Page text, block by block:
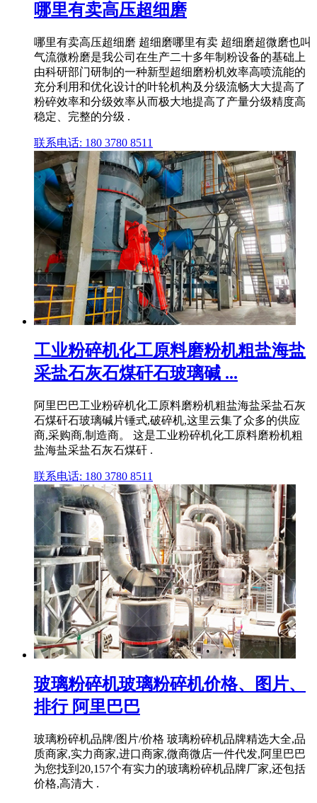
哪里有卖高压超细磨
哪里有卖高压超细磨 超细磨哪里有卖 超细磨超微磨也叫
气流微粉磨是我公司在生产二十多年制粉设备的基础上
由科研部门研制的一种新型超细磨粉机效率高喷流能的
充分利用和优化设计的叶轮机构及分级流畅大大提高了
粉碎效率和分级效率从而极大地提高了产量分级精度高
稳定、完整的分级 .
联系电话: 180 3780 8511
工业粉碎机化工原料磨粉机粗盐海盐
采盐石灰石煤矸石玻璃碱 ...
阿里巴巴工业粉碎机化工原料磨粉机粗盐海盐采盐石灰
石煤矸石玻璃碱片锤式,破碎机,这里云集了众多的供应
商,采购商,制造商。 这是工业粉碎机化工原料磨粉机粗
盐海盐采盐石灰石煤矸 .
联系电话: 180 3780 8511
玻璃粉碎机玻璃粉碎机价格、图片、
排行 阿里巴巴
玻璃粉碎机品牌/图片/价格 玻璃粉碎机品牌精选大全,品
质商家,实力商家,进口商家,微商微店一件代发,阿里巴巴
为您找到20,157个有实力的玻璃粉碎机品牌厂家,还包括
价格,高清大 .